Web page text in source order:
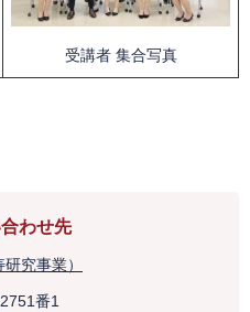
受講者 集合写真
わせ先
究事業）
番1